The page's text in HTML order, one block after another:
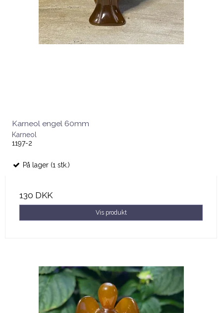
Karneol engel 60mm
Karneol
1197-2
På lager (1 stk.)
130 DKK
Vis produkt